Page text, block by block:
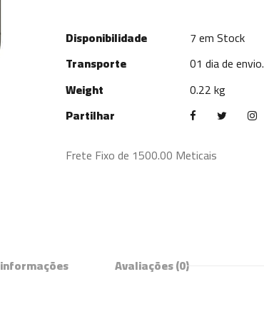
Disponibilidade 7em Stock
Transporte
01 dia de envio.
Weight
0.22 kg
Partilhar
Frete Fixo de 1500.00 Meticais
informações Avaliações(0)